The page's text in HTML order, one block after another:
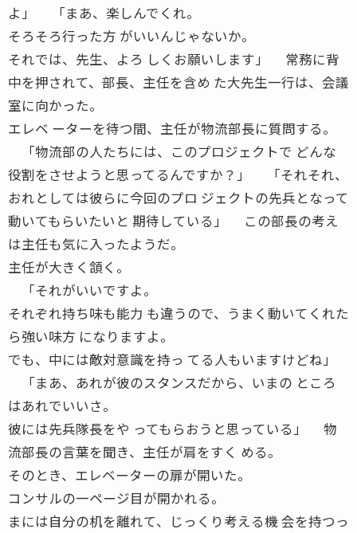
よ」 「まあ、楽しんでくれ。
そろそろ行った方 がいいんじゃないか。
それでは、先生、よろ しくお願いします」 常務に背
中を押されて、部長、主任を含め た大先生一行は、会議
室に向かった。
エレベ ーターを待つ間、主任が物流部長に質問する。
「物流部の人たちには、このプロジェクトで どんな
役割をさせようと思ってるんですか？」 「それそれ、
おれとしては彼らに今回のプロ ジェクトの先兵となって
動いてもらいたいと 期待している」 この部長の考え
は主任も気に入ったようだ。
主任が大きく頷く。
「それがいいですよ。
それぞれ持ち味も能力 も違うので、うまく動いてくれた
ら強い味方 になりますよ。
でも、中には敵対意識を持っ てる人もいますけどね」
「まあ、あれが彼のスタンスだから、いまの ところ
はあれでいいさ。
彼には先兵隊長をや ってもらおうと思っている」 物
流部長の言葉を聞き、主任が肩をすく める。
そのとき、エレベーターの扉が開いた。
コンサルの一ページ目が開かれる。
まには自分の机を離れて、じっくり考える機 会を持つっ